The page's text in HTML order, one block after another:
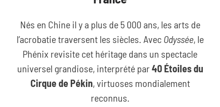
Nés en Chine il y a plus de 5 000 ans, les arts de
l’acrobatie traversent les siècles. Avec Odyssée, le
Phénix revisite cet héritage dans un spectacle
universel grandiose, interprété par40 Étoiles du
Cirque de Pékin, virtuoses mondialement
reconnus.